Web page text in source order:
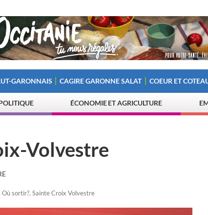
GARONNAIS CAGIRE GARONNE SALAT COEUR ET
ÉCONOMIE ET AGRICULTURE
Volvestre
Où sortir?, Sainte Croix Volvestre